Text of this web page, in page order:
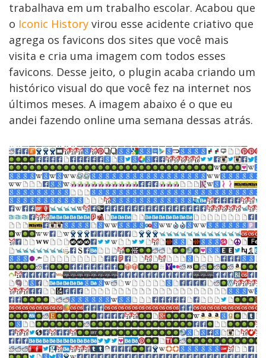
trabalhava em um trabalho escolar. Acabou que
o Iconic History virou esse acidente criativo que
agrega os favicons dos sites que você mais
visita e cria uma imagem com todos esses
favicons. Desse jeito, o plugin acaba criando um
histórico visual do que você fez na internet nos
últimos meses. A imagem abaixo é o que eu
andei fazendo online uma semana dessas atrás.